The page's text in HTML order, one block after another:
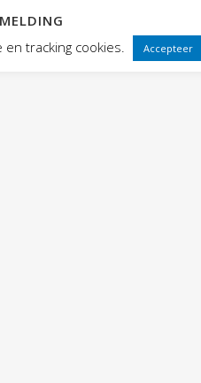
PUBLIEKSWERKING
tracking cookies.
Accepteer